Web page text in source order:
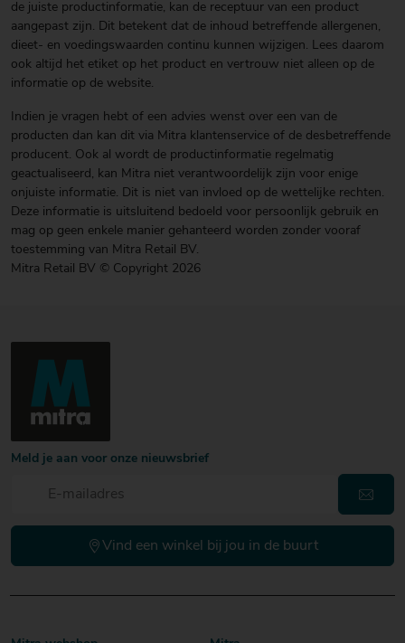
de juiste productinformatie, kan de receptuur van een product
aangepast zijn. Dit betekent dat de inhoud betreffende allergenen,
dieet- en voedingswaarden continu kunnen wijzigen. Lees daarom
ook altijd het etiket op het product en vertrouw niet alleen op de
informatie op de website.
Indien je vragen hebt of een advies wenst over een van de
producten dan kan dit via Mitra klantenservice of de desbetreffende
producent. Ook al wordt de productinformatie regelmatig
geactualiseerd, kan Mitra niet verantwoordelijk zijn voor enige
onjuiste informatie. Dit is niet van invloed op de wettelijke rechten.
Deze informatie is uitsluitend bedoeld voor persoonlijk gebruik en
mag op geen enkele manier gehanteerd worden zonder vooraf
toestemming van Mitra Retail BV.
Mitra Retail BV © Copyright 2026
Meld je aan voor onze nieuwsbrief
Vind een winkel bij jou in de buurt